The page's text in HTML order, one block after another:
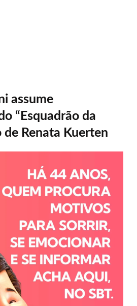
assume
“Esquadrão da
de Renata Kuerten